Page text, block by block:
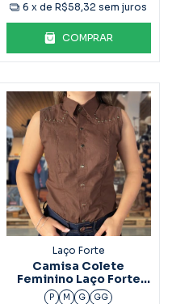
6 x deR$58,32 sem juros
COMPRAR
Laço Forte
Camisa Colete
Feminino Laço Forte
M.C Liberty 1831
P M G GG